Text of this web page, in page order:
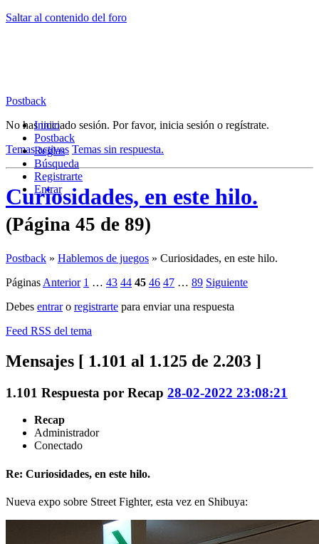
Saltar al contenido del foro
Postback
Inicio
Postback
Reglas
Búsqueda
Registrarte
Entrar
No has iniciado sesión. Por favor, inicia sesión o regístrate.
Temas activos Temas sin respuesta.
Curiosidades, en este hilo.
(Página 45 de 89)
Postback » Hablemos de juegos » Curiosidades, en este hilo.
Páginas Anterior 1 … 43 44 45 46 47 … 89 Siguiente
Debes entraro registrarte para enviar una respuesta
Feed RSS del tema
Mensajes [ 1.101 al 1.125 de 2.203 ]
1.101 Respuesta por Recap 28-02-2022 23:08:21
Recap
Administrador
Conectado
Re: Curiosidades, en este hilo.
Nueva expo sobre Street Fighter, esta vez en Shibuya: